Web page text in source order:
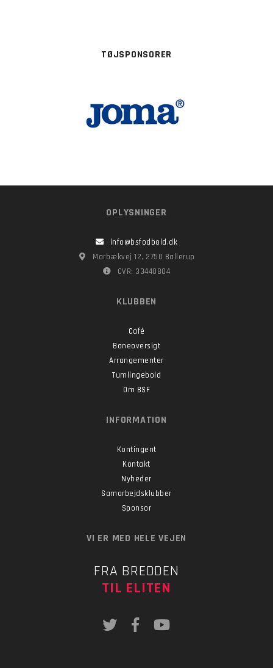
TØJSPONSORER
OPLYSNINGER
info@bsfodbold.dk
Marbækvej 12, 2750 Ballerup
CVR: 33440804
KLUBBEN
Café
Baneoversigt
Arrangementer
Tumlingebold
Om BSF
INFORMATION
Kontingent
Kontakt
Nyheder
Samarbejdsklubber
Sponsor
VI ER MED HELE VEJEN
FRA BREDDEN
TIL ELITEN